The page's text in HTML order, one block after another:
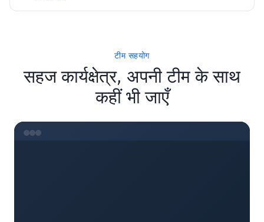
टीम सहयोग
सहज कार्यक्षेत्र, अपनी टीम के साथ
कहीं भी जाएँ